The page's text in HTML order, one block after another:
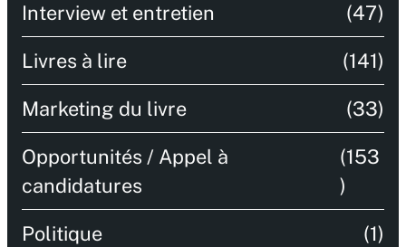
Interview et entretien (47)
Livres à lire (141)
Marketing du livre (33)
Opportunités / Appel à
candidatures
(153
)
Politique (1)